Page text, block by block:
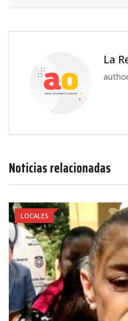
La
Noticias relacionadas
LOCALES